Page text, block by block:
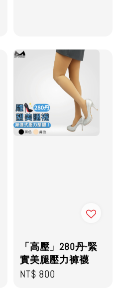
「高壓」280丹-緊
實美腿壓力褲襪
Regular
NT$ 800